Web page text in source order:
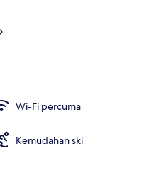
Wi-Fi percuma
Kemudahan ski